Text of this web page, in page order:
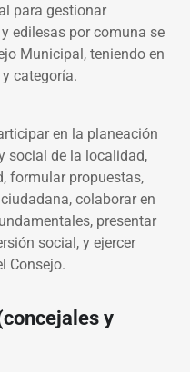
para gestionar
edilesas por comuna se
Municipal, teniendo en
categoría.
en la planeación
social de la localidad,
formular propuestas,
colaborar en
presentar
social, y ejercer
Consejo.
y